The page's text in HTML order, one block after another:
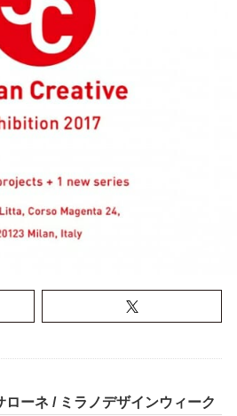
ローネ / ミラノデザインウィーク